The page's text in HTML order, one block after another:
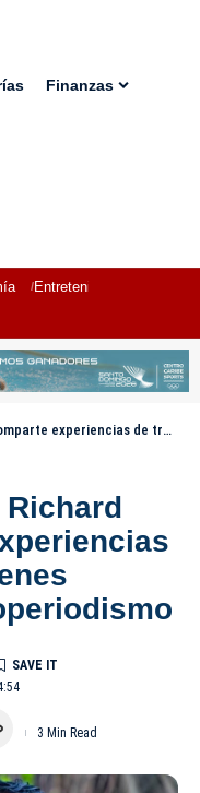
Finanzas
Entretenimiento
con jóvenes aprendices de fotoperiodismo
3 Min Read